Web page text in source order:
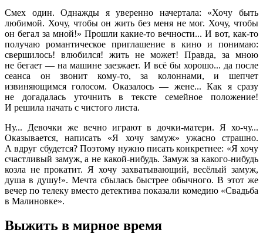
Смех один. Однажды я уверенно начертала: «Хочу быть
любимой. Хочу, чтобы он жить без меня не мог. Хочу, чтобы
он бегал за мной!» Прошли какие-то вечности... И вот, как-то
получаю романтическое приглашение в кино и понимаю:
свершилось! влюбился! жить не может! Правда, за мною
не бегает — на машине заезжает. И всё бы хорошо... да после
сеанса он звонит кому-то, за колоннами, и шепчет
извиняющимся голосом. Оказалось — жене... Как я сразу
не догадалась уточнить в тексте семейное положение!
И решила начать с чистого листа.
Ну... Девочки же вечно играют в дочки-матери. Я хо-чу...
Оказывается, написать «Я хочу замуж» ужасно страшно.
А вдруг сбудется? Поэтому нужно писать конкретнее: «Я хочу
счастливый замуж, а не какой-нибудь. Замуж за какого-нибудь
козла не прокатит. Я хочу захватывающий, весёлый замуж,
душа в душу!». Мечта сбылась быстрее обычного. В этот же
вечер по телеку вместо детектива показали комедию «Свадьба
в Малиновке».
Выжить в мирное время